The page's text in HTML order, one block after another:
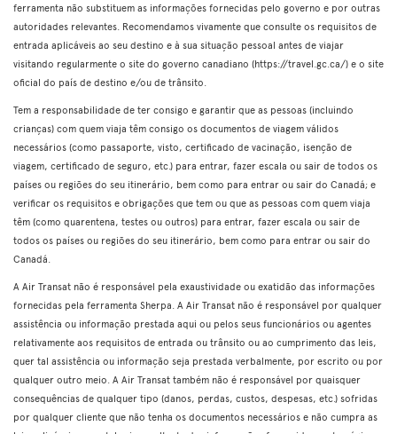
ferramenta não substituem as informações fornecidas pelo governo e por outras
autoridades relevantes. Recomendamos vivamente que consulte os requisitos de
entrada aplicáveis ao seu destino e à sua situação pessoal antes de viajar
visitando regularmente o site do governo canadiano (https://travel.gc.ca/) e o site
oficial do país de destino e/ou de trânsito.
Tem a responsabilidade de ter consigo e garantir que as pessoas (incluindo
crianças) com quem viaja têm consigo os documentos de viagem válidos
necessários (como passaporte, visto, certificado de vacinação, isenção de
viagem, certificado de seguro, etc.) para entrar, fazer escala ou sair de todos os
países ou regiões do seu itinerário, bem como para entrar ou sair do Canadá; e
verificar os requisitos e obrigações que tem ou que as pessoas com quem viaja
têm (como quarentena, testes ou outros) para entrar, fazer escala ou sair de
todos os países ou regiões do seu itinerário, bem como para entrar ou sair do
Canadá.
A Air Transat não é responsável pela exaustividade ou exatidão das informações
fornecidas pela ferramenta Sherpa. A Air Transat não é responsável por qualquer
assistência ou informação prestada aqui ou pelos seus funcionários ou agentes
relativamente aos requisitos de entrada ou trânsito ou ao cumprimento das leis,
quer tal assistência ou informação seja prestada verbalmente, por escrito ou por
qualquer outro meio. A Air Transat também não é responsável por quaisquer
consequências de qualquer tipo (danos, perdas, custos, despesas, etc.) sofridas
por qualquer cliente que não tenha os documentos necessários e não cumpra as